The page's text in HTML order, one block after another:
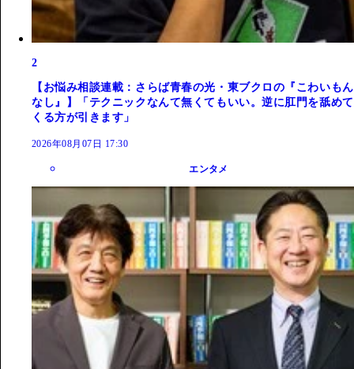
2
【お悩み相談連載：さらば青春の光・東ブクロの『こわいもん
なし』】「テクニックなんて無くてもいい。逆に肛門を舐めて
くる方が引きます」
2026年08月07日 17:30
エンタメ